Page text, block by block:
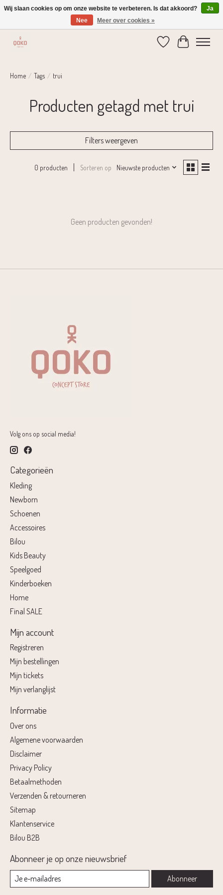
Verzending 1-2 dagen | Gratis verzending vanaf € 75,-
Verlanglijst
Home / Tags / trui
Producten getagd met trui
Filters weergeven
0 producten Sorteren op Nieuwste producten
Geen producten gevonden!
Volg ons op social media!
Categorieën
Kleding
Newborn
Schoenen
Accessoires
Bilou
Kids Beauty
Speelgoed
Kinderboeken
Home
Final SALE
Mijn account
Registreren
Mijn bestellingen
Mijn tickets
Mijn verlanglijst
Informatie
Over ons
Algemene voorwaarden
Disclaimer
Privacy Policy
Betaalmethoden
Verzenden & retourneren
Sitemap
Klantenservice
Bilou B2B
Abonneer je op onze nieuwsbrief
Abonneer
Wij slaan cookies op om onze website te verbeteren. Is dat akkoord?
Ja
Nee
Meer over cookies »